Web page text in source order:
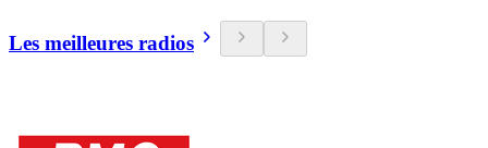
Les meilleures radios